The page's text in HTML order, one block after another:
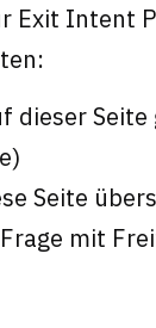
Exit Intent
dieser
Seite
mit